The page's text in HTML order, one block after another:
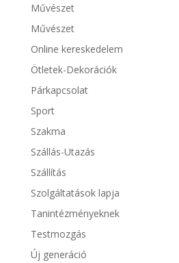
Művészet
Művészet
Online kereskedelem
Ötletek-Dekorációk
Párkapcsolat
Sport
Szakma
Szállás-Utazás
Szállítás
Szolgáltatások lapja
Tanintézményeknek
Testmozgás
Új generáció